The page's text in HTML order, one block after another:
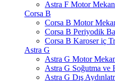
Astra F Motor
Corsa B
Corsa B Motor
Corsa B Periyodik
Corsa B Karoser iç
Astra G
Astra G Motor
Astra G Soğutma ve
Astra G Dış